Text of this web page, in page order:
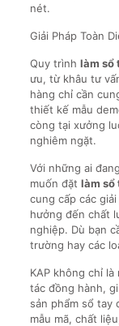
nét.
Giải Pháp Toàn
Quy trình làm sổ
ưu, từ khâu tư
hàng chỉ cần
thiết kế mẫu
còng tại xưởng
nghiêm ngặt.
Với những ai
muốn đặt làm sổ
cung cấp các
hưởng đến chất
nghiệp. Dù bạn
trường hay các
KAP không chỉ là
tác đồng hành,
sản phẩm sổ tay
mẫu mã, chất